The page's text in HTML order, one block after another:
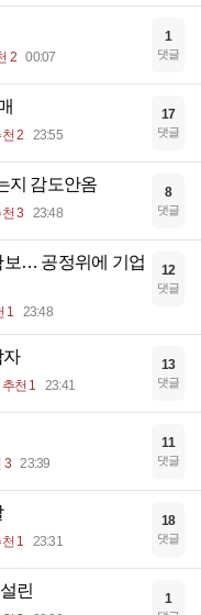
2 00:07
1
댓글
2 23:55
17
댓글
지 감도안옴
3 23:48
8
댓글
보… 공정위에 기업
1 23:48
12
댓글
자
추천 1 23:41
13
댓글
3 23:39
11
댓글
1 23:31
18
댓글
린 1